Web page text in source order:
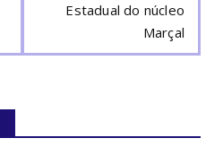
Estadual do núcleo
Marçal